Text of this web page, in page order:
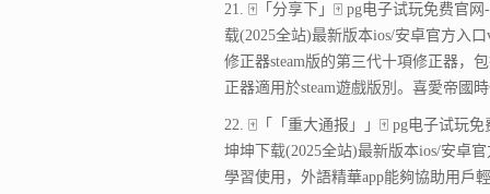
21. 🀄「分享下」🀄 pg电子试玩免费官
载(2025全站)最新版本ios/安卓官方入
修正器steam版的第三代十項修正器，
正器適用於steam遊戲版別。喜愛帝國
22. 🀄「「重大通报」」🀄 pg电子试玩
坤坤下载(2025全站)最新版本ios/安卓
學習使用，外語精華app能夠協助用戶